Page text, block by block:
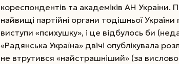
кореспондентів та академіків АН України.
найвищі партійні органи тодішньої
виступи «психушку», і це відбулось би
«Радянська Україна» двічі опублікувала
не втрутився «найстрашніший» (за